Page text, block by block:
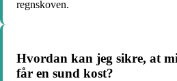
regnskoven.
Hvordan kan jeg sikre, at
får en sund kost?